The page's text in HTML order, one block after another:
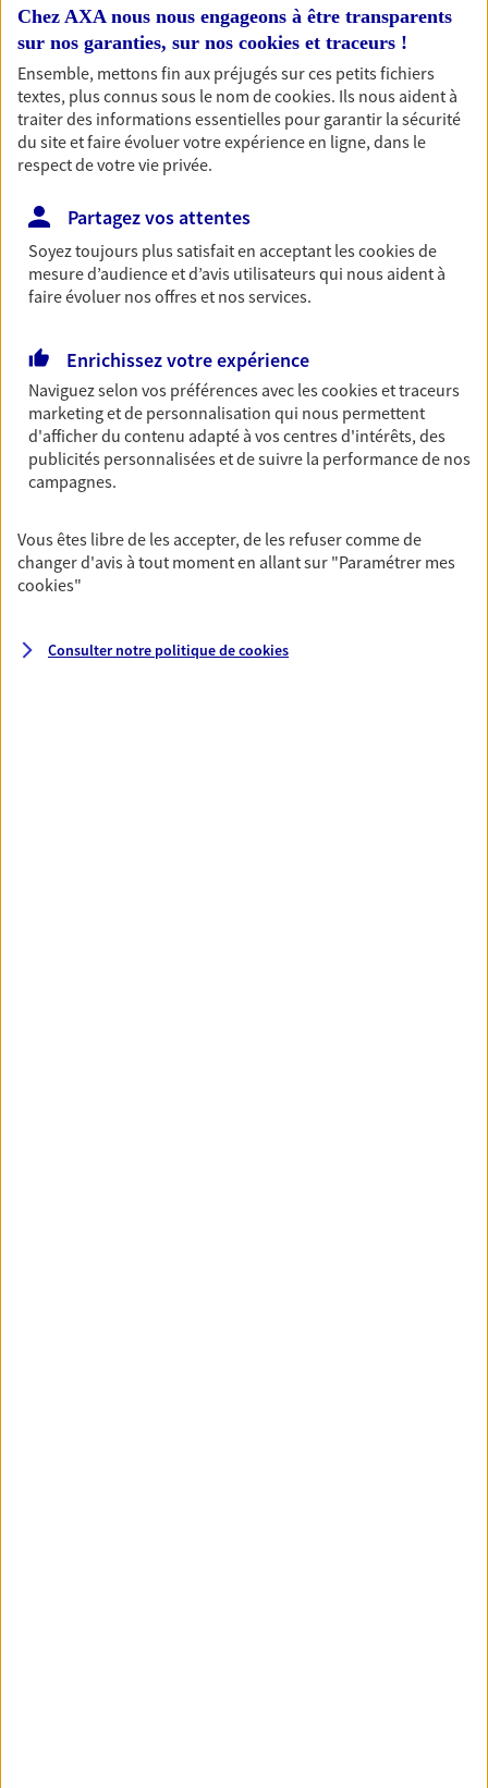
Garantie Accidents de la Vie
Bricoleuse, féru de jardinage, pâtissier en herbe
ou grande lectrice… personne n'est à l'abri d'un
accident du quotidien. Avec Ma Protection
revenus.
Découvrir l'offre Garantie Accidents de la Vie
OBTENIR UN TARIF EN LIGNE
Multirisque Entreprise
Gagnez en simplicité et en sérénité avec votre
assurance multirisque entreprise. Un contrat
unique pour protéger vos locaux, matériels pro,
équipements et stocks… sans oublier votre
Découvrir l'offre Multirisque Entreprise
Chez AXA nous nous engageons à être transparents
sur nos garanties, sur nos cookies et traceurs !
Ensemble, mettons fin aux préjugés sur ces petits fichiers
textes, plus connus sous le nom decookies. Ils nous aident à
traiter des informations essentielles pour garantir la sécurité
du site et faire évoluer votre expérience en ligne, dans le
respect de votre vie privée.
Partagez vos attentes
Soyez toujours plus satisfait en acceptant lescookiesde
mesure d’audience et d’avis utilisateurs qui nous aident à
faire évoluer nos offres et nos services.
Enrichissez votre expérience
Naviguez selon vos préférences avec lescookies et traceurs
marketing et de personnalisation qui nous permettent
d'afficher du contenu adapté à vos centres d'intérêts, des
publicités personnalisées et de suivre la performance de nos
campagnes.
Vous êtes libre de les accepter, de les refuser comme de
changer d'avis à tout moment en allant sur "Paramétrer mes
cookies"
Consulter notre politique decookies